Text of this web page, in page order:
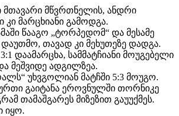
მწვრთნელის, ანდრი
კი მარცხიანი გამოდგა.
წააგო „ტორპედომ“ და მესამე
თავად კი მეხუთეზე დადგა.
დაამარცხა, სამმატჩიანი მოუგებელი
მეშვიდე ადგილზეა.
უხვგოლიან მატჩში 5:3 მოუგო.
გაიტანა ეროვნულში თორნიკე
თამაშგარეს მიზეზით გაუუქმეს.
იყო.